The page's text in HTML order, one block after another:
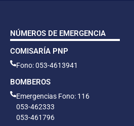
NÚMEROS DE EMERGENCIA
COMISARÍA PNP
Fono: 053-4613941
BOMBEROS
Emergencias Fono: 116
053-462333
053-461796